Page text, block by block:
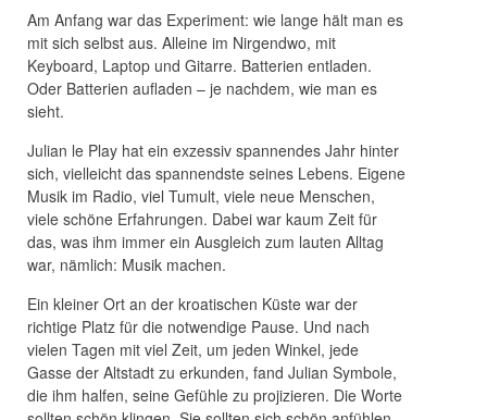
Am Anfang war das Experiment: wie lange hält man es
mit sich selbst aus. Alleine im Nirgendwo, mit
Keyboard, Laptop und Gitarre. Batterien entladen.
Oder Batterien aufladen – je nachdem, wie man es
sieht.
Julian le Play hat ein exzessiv spannendes Jahr hinter
sich, vielleicht das spannendste seines Lebens. Eigene
Musik im Radio, viel Tumult, viele neue Menschen,
viele schöne Erfahrungen. Dabei war kaum Zeit für
das, was ihm immer ein Ausgleich zum lauten Alltag
war, nämlich: Musik machen.
Ein kleiner Ort an der kroatischen Küste war der
richtige Platz für die notwendige Pause. Und nach
vielen Tagen mit viel Zeit, um jeden Winkel, jede
Gasse der Altstadt zu erkunden, fand Julian Symbole,
die ihm halfen, seine Gefühle zu projizieren. Die Worte